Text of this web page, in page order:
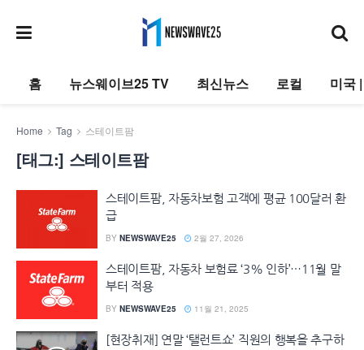
홈 뉴스웨이브25 TV 최신뉴스 로컬 미국
Home Tag 스테이트팜
[태그:] 스테이트팜
스테이트팜, 자동차보험 고객에 평균 100달러 환
급
BY NEWSWAVE25 2월 27, 2026
스테이트팜, 자동차 보험료 ‘3% 인하’…11월 말
부터 적용
BY NEWSWAVE25 11월 21, 2025
[현장취재] 연말 ‘탤런트쇼’ 직원의 행복을 추구하